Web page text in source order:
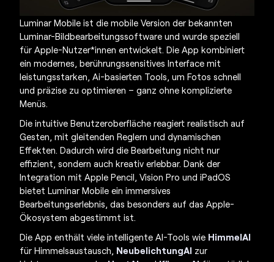
Luminar Mobile ist die mobile Version der bekannten
Luminar-Bildbearbeitungssoftware und wurde speziell
für Apple-Nutzer*innen entwickelt. Die App kombiniert
ein modernes, berührungssensitives Interface mit
leistungsstarken, Ai-basierten Tools, um Fotos schnell
und präzise zu optimieren – ganz ohne komplizierte
Menüs.
Die intuitive Benutzeroberfläche reagiert realistisch auf
Gesten, mit gleitenden Reglern und dynamischen
Effekten. Dadurch wird die Bearbeitung nicht nur
effizient, sondern auch kreativ erlebbar. Dank der
Integration mit Apple Pencil, Vision Pro und iPadOS
bietet Luminar Mobile ein immersives
Bearbeitungserlebnis, das besonders auf das Apple-
Ökosystem abgestimmt ist.
Die App enthält viele intelligente AI-Tools wie HimmelAI
für Himmelsaustausch, NeubelichtungAI zur